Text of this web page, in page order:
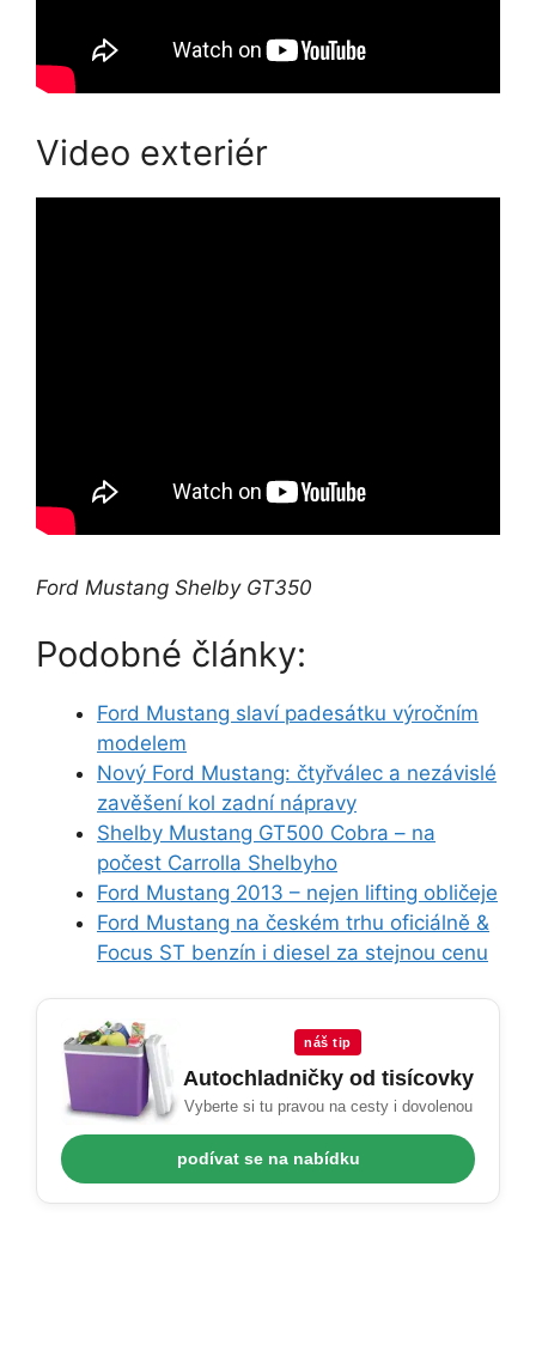
Video exteriér
Ford Mustang Shelby GT350
Podobné články:
Ford Mustang slaví padesátku výročním
modelem
Nový Ford Mustang: čtyřválec a nezávislé
zavěšení kol zadní nápravy
Shelby Mustang GT500 Cobra – na
počest Carrolla Shelbyho
Ford Mustang 2013 – nejen lifting obličeje
Ford Mustang na českém trhu oficiálně &
Focus ST benzín i diesel za stejnou cenu
náš tip
Autochladničky od tisícovky
Vyberte si tu pravou na cesty i dovolenou
podívat se na nabídku